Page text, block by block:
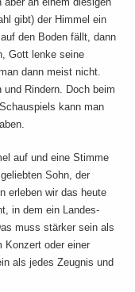
gibt) der Himmel ein
den Boden fällt, dann
Gott lenke seine
dann meist nicht.
Rindern. Doch beim
kann man
auf und eine Stimme
Sohn, der
erleben wir das heute
in dem ein Landes-
muss stärker sein als
Konzert oder einer
als jedes Zeugnis und